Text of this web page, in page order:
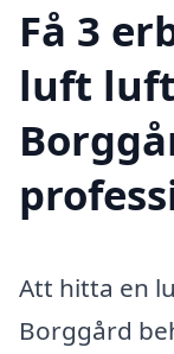
Få 3
luft
Att hitta en
Borggård